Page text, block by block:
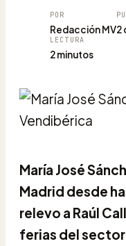
POR
Redacción MV2
LECTURA
2 minutos
María José
Madrid desde
relevo a Raúl
ferias del